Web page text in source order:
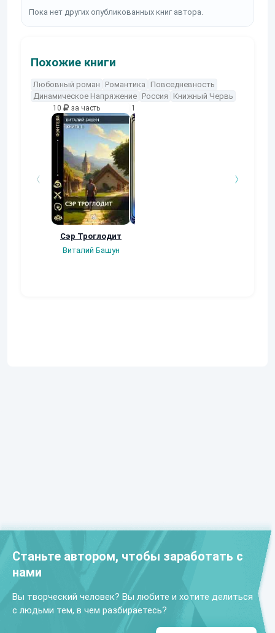
Пока нет других опубликованных книг автора.
Похожие книги
Любовный роман Романтика
Повседневность
Динамическое Напряжение Россия Книжный Червь
10 за часть
Сэр Троглодит
Виталий Башун
10
Станьте автором, чтобы заработать с
нами
Вы творческий человек? Вы любите и хотите делиться
с людьми тем, в чем разбираетесь?